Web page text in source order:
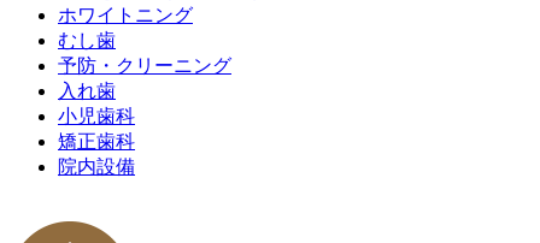
ホワイトニング
むし歯
予防・クリーニング
入れ歯
小児歯科
矯正歯科
院内設備